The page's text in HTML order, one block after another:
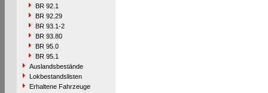
BR 92.1
BR 92.29
BR 93.1-2
BR 93.80
BR 95.0
BR 95.1
Auslandsbestände
Lokbestandslisten
Erhaltene Fahrzeuge